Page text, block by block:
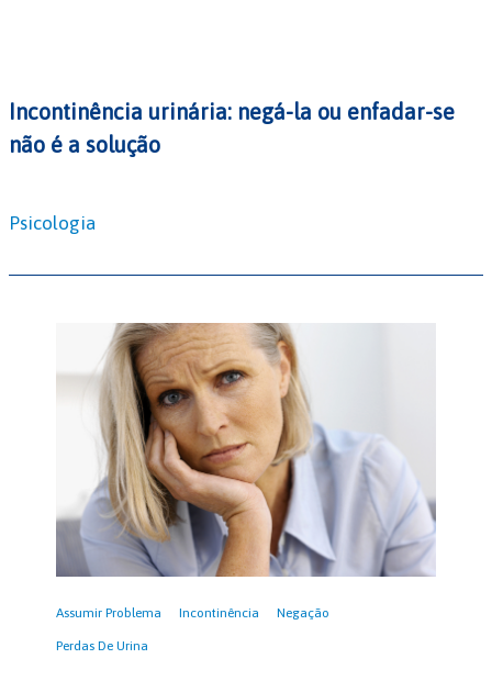
Incontinência urinária: negá-la ou enfadar-se
não é a solução
Psicologia
Assumir Problema Incontinência Negação
Perdas De Urina